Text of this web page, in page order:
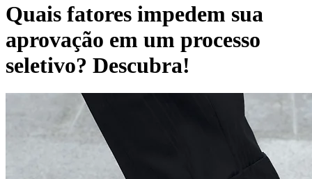
Quais fatores impedem sua
aprovação em um processo
seletivo? Descubra!